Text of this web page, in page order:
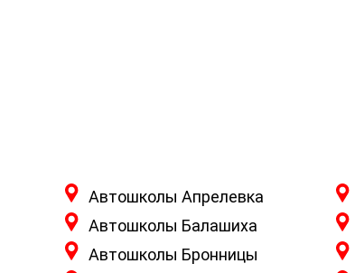
Автошколы Апрелевка
Автошколы Балашиха
Автошколы Бронницы